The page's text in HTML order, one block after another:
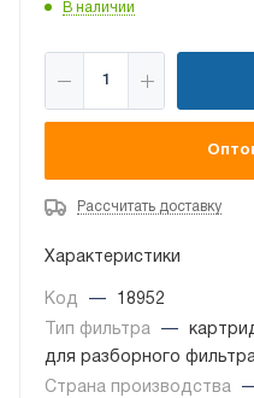
В наличии
Рассчитать доставку
Характеристики
Код —
18952
Тип фильтра
—
для разборного
Страна производства